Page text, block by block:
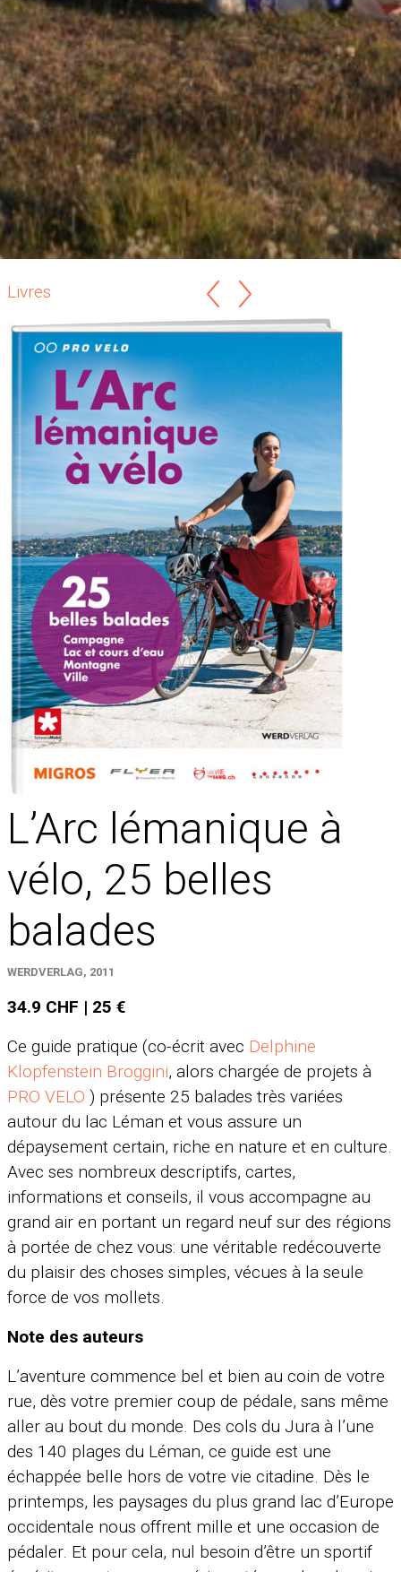
Livres
L’Arc lémanique à
vélo, 25 belles
balades
WERDVERLAG, 2011
34.9 CHF | 25 €
Ce guide pratique (co-écrit avec Delphine
Klopfenstein Broggini, alors chargée de projets à
PRO VELO ) présente 25 balades très variées
autour du lac Léman et vous assure un
dépaysement certain, riche en nature et en culture.
Avec ses nombreux descriptifs, cartes,
informations et conseils, il vous accompagne au
grand air en portant un regard neuf sur des régions
à portée de chez vous: une véritable redécouverte
du plaisir des choses simples, vécues à la seule
force de vos mollets.
Note des auteurs
L’aventure commence bel et bien au coin de votre
rue, dès votre premier coup de pédale, sans même
aller au bout du monde. Des cols du Jura à l’une
des 140 plages du Léman, ce guide est une
échappée belle hors de votre vie citadine. Dès le
printemps, les paysages du plus grand lac d’Europe
occidentale nous offrent mille et une occasion de
pédaler. Et pour cela, nul besoin d’être un sportif